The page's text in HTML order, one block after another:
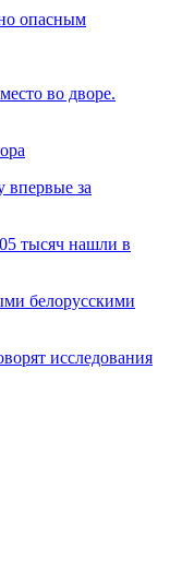
опасным
во дворе.
впервые за
тысяч нашли в
белорусскими
исследования